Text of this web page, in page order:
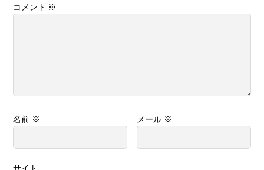
コメント ※
名前 ※ メール ※
サイト